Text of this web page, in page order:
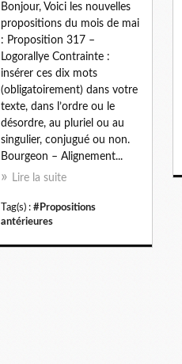
Bonjour, Voici les nouvelles
propositions du mois de mai
: Proposition 317 –
Logorallye Contrainte :
insérer ces dix mots
(obligatoirement) dans votre
texte, dans l’ordre ou le
désordre, au pluriel ou au
singulier, conjugué ou non.
Bourgeon – Alignement...
Lire la suite
Tag(s) : #Propositions
antérieures